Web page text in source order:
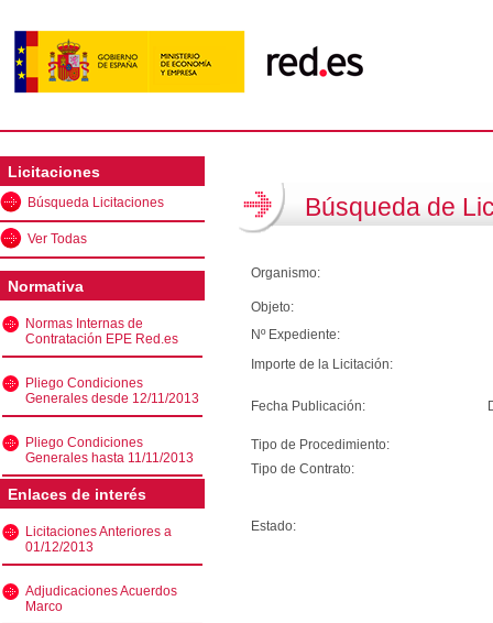
Licitaciones
Búsqueda Licitaciones
Ver Todas
Normativa
Normas Internas de
Contratación EPE Red.es
Pliego Condiciones
Generales desde 12/11/2013
Pliego Condiciones
Generales hasta 11/11/2013
Enlaces de interés
Licitaciones Anteriores a
01/12/2013
Adjudicaciones Acuerdos
Marco
Búsqueda de
Organismo:
Objeto:
Nº Expediente:
Importe de la Licitación:
Fecha Publicación:
Tipo de Procedimiento:
Tipo de Contrato:
Estado: